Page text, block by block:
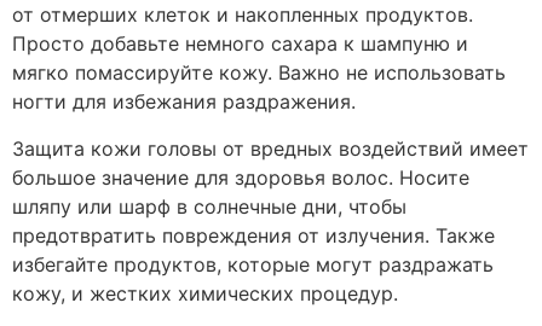
от отмерших клеток и накопленных продуктов.
Просто добавьте немного сахара к шампуню и
мягко помассируйте кожу. Важно не использовать
ногти для избежания раздражения.
Защита кожи головы от вредных воздействий имеет
большое значение для здоровья волос. Носите
шляпу или шарф в солнечные дни, чтобы
предотвратить повреждения от излучения. Также
избегайте продуктов, которые могут раздражать
кожу, и жестких химических процедур.